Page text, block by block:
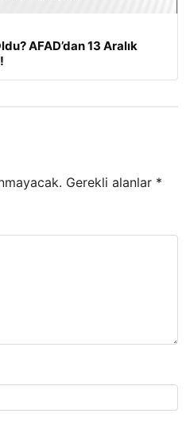
AFAD’dan 13 Aralık
Gerekli alanlar *